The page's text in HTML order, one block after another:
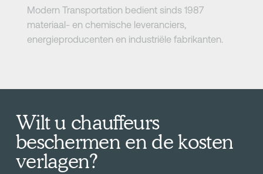
Modern Transportation bedient sinds 1987
materiaal- en chemische leveranciers,
energieproducenten en industriële fabrikanten.
Wilt u chauffeurs
beschermen en de kosten
verlagen?